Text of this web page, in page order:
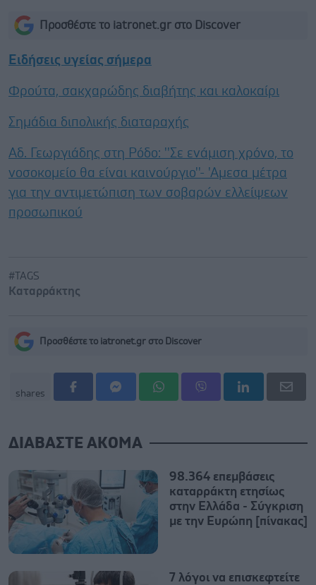
Προσθέστε το iatronet.gr στο Discover
Ειδήσεις υγείας σήμερα
Φρούτα, σακχαρώδης διαβήτης και καλοκαίρι
Σημάδια διπολικής διαταραχής
Αδ. Γεωργιάδης στη Ρόδο: ''Σε ενάμιση χρόνο, το
νοσοκομείο θα είναι καινούργιο''- 'Αμεσα μέτρα
για την αντιμετώπιση των σοβαρών ελλείψεων
προσωπικού
#TAGS
Καταρράκτης
Προσθέστε το iatronet.gr στο Discover
shares
ΔΙΑΒΑΣΤΕ ΑΚΟΜΑ
98.364 επεμβάσεις
καταρράκτη ετησίως
στην Ελλάδα - Σύγκριση
με την Ευρώπη [πίνακας]
7 λόγοι να επισκεφτείτε